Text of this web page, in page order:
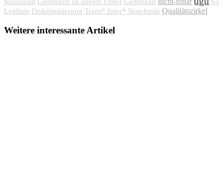
Solidarität Gedenken an queere Opfer Gedenken
S3
Leitlinie Diskriminierung Trans* Inter* Non-binär Qualitätszirkel
Weitere interessante Artikel